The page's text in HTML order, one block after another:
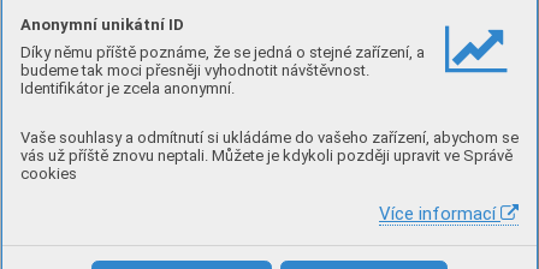
Anonymní unikátní ID
Díky němu příště poznáme, že se jedná o stejné zařízení, a
budeme tak moci přesněji vyhodnotit návštěvnost.
Identifikátor je zcela anonymní.
Vaše souhlasy a odmítnutí si ukládáme do vašeho zařízení, abychom se
vás už příště znovu neptali. Můžete je kdykoli později upravit ve Správě
cookies
Více informací